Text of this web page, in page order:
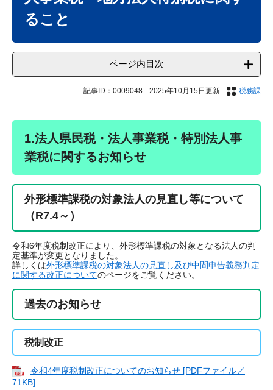
ること
ページ内目次
記事ID：0009048 2025年10月15日更新 税務課
1.法人県民税・法人事業税・特別法人事
業税に関するお知らせ
外形標準課税の対象法人の見直し等について
（R7.4～）
令和6年度税制改正により、外形標準課税の対象となる法人の判
定基準が変更となりました。
詳しくは外形標準課税の対象法人の見直し及び中間申告義務判定
に関する改正についてのページをご覧ください。
過去のお知らせ
税制改正
令和4年度税制改正についてのお知らせ [PDFファイル／
71KB]